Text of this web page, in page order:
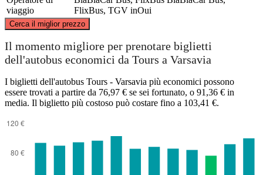
viaggio
FlixBus, TGV inOui
Cerca il miglior prezzo
©CARTO
Il momento migliore per prenotare biglietti
dell'autobus economici da Tours a Varsavia
I biglietti dell'autobus Tours - Varsavia più economici possono
essere trovati a partire da 76,97 € se sei fortunato, o 91,36 € in
media. Il biglietto più costoso può costare fino a 103,41 €.